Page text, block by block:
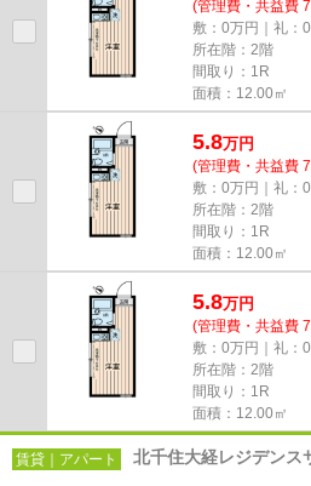
(管理費・共益費
敷：0万円｜礼：
所在階：2階
間取り：1R
面積：12.00㎡
5.8万円
(管理費・共益費
敷：0万円｜礼：
所在階：2階
間取り：1R
面積：12.00㎡
5.8万円
(管理費・共益費
敷：0万円｜礼：
所在階：2階
間取り：1R
面積：12.00㎡
賃貸｜アパート 北千住大経レジデンス